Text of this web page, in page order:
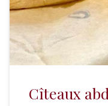
Cîteaux